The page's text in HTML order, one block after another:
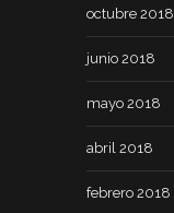
octubre 2018
junio 2018
mayo 2018
abril 2018
febrero 2018